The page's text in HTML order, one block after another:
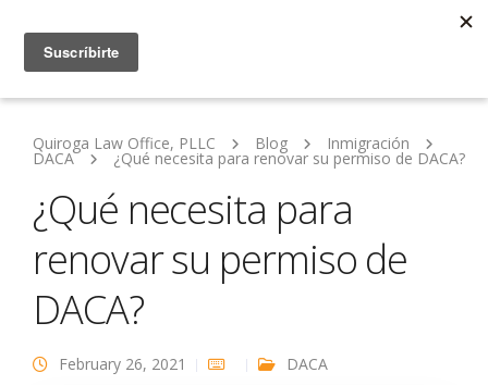
Quiroga Law Office, PLLC Blog Inmigración
DACA ¿Qué necesita para renovar su permiso de DACA?
¿Qué necesita para
renovar su permiso de
DACA?
February 26, 2021 DACA